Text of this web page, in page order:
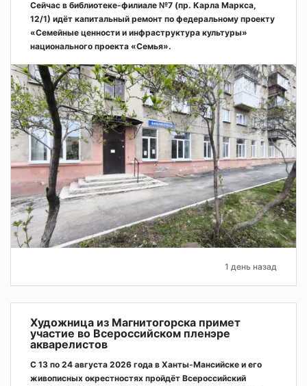
Сейчас в библиотеке-филиале №7 (пр. Карла Маркса,
12/1) идёт капитальный ремонт по федеральному проекту
«Семейные ценности и инфраструктура культуры»
национального проекта «Семья».
1 день назад
Художница из Магнитогорска примет
участие во Всероссийском пленэре
акварелистов
С 13 по 24 августа 2026 года в Ханты-Мансийске и его
живописных окрестностях пройдёт Всероссийский